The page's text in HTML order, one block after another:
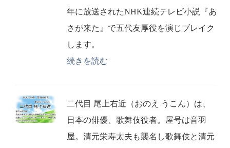
年に放送されたNHK連続テレビ小説『あ
さが来た』で五代友厚役を演じブレイク
します。
続きを読む
二代目 尾上右近（おのえ うこん）は、
日本の俳優、歌舞伎役者。屋号は音羽
屋。清元栄寿太夫も襲名し歌舞伎と清元